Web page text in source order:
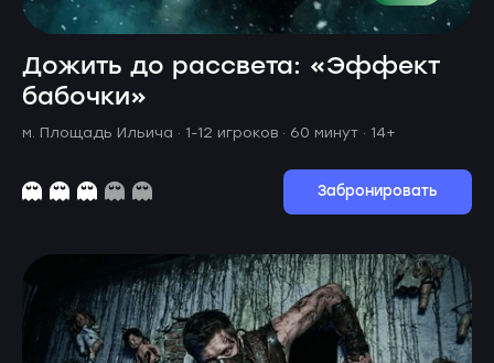
Дожить до рассвета: «Эффект
бабочки»
м. Площадь Ильича · 1-12 игроков · 60 минут · 14+
Забронировать